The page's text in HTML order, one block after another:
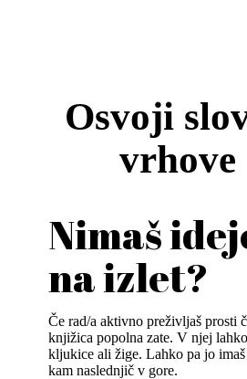
Osvoji
Nimaš
na izlet?
Če rad/a aktivno preživljaš prosti
knjižica popolna zate. V njej
kljukice ali žige. Lahko pa jo
kam naslednjič v gore.